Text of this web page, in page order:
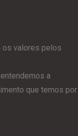
valores pelos
a
que temos por